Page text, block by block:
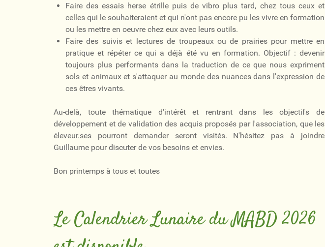
Faire des essais herse étrille puis de vibro plus tard, chez tous ceux et
celles qui le souhaiteraient et qui n'ont pas encore pu les vivre en formation
ou les mettre en oeuvre chez eux avec leurs outils.
Faire des suivis et lectures de troupeaux ou de prairies pour mettre en
pratique et répéter ce qui a déjà été vu en formation. Objectif : devenir
toujours plus performants dans la traduction de ce que nous expriment
sols et animaux et s'attaquer au monde des nuances dans l'expression de
ces êtres vivants.
Au-delà, toute thématique d'intérêt et rentrant dans les objectifs de
développement et de validation des acquis proposés par l'association, que les
éleveur.ses pourront demander seront visités. N'hésitez pas à joindre
Guillaume pour discuter de vos besoins et envies.
Bon printemps à tous et toutes
Le Calendrier Lunaire du MABD 2026